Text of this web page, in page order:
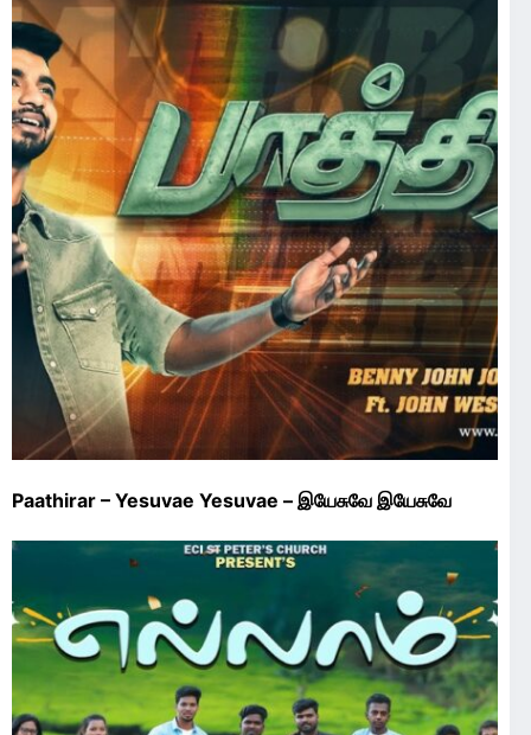
Paathirar – Yesuvae Yesuvae – இயேசுவே இயேசுவே